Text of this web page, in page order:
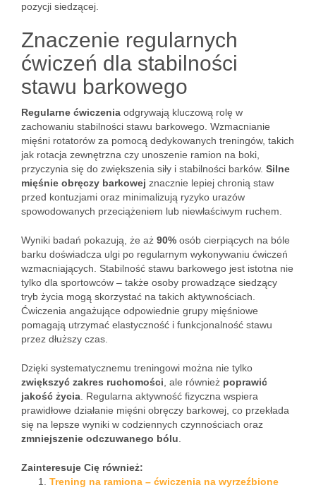
pozycji siedzącej.
Znaczenie regularnych
ćwiczeń dla stabilności
stawu barkowego
Regularne ćwiczenia odgrywają kluczową rolę w
zachowaniu stabilności stawu barkowego. Wzmacnianie
mięśni rotatorów za pomocą dedykowanych treningów, takich
jak rotacja zewnętrzna czy unoszenie ramion na boki,
przyczynia się do zwiększenia siły i stabilności barków. Silne
mięśnie obręczy barkowej znacznie lepiej chronią staw
przed kontuzjami oraz minimalizują ryzyko urazów
spowodowanych przeciążeniem lub niewłaściwym ruchem.
Wyniki badań pokazują, że aż 90% osób cierpiących na bóle
barku doświadcza ulgi po regularnym wykonywaniu ćwiczeń
wzmacniających. Stabilność stawu barkowego jest istotna nie
tylko dla sportowców – także osoby prowadzące siedzący
tryb życia mogą skorzystać na takich aktywnościach.
Ćwiczenia angażujące odpowiednie grupy mięśniowe
pomagają utrzymać elastyczność i funkcjonalność stawu
przez dłuższy czas.
Dzięki systematycznemu treningowi można nie tylko
zwiększyć zakres ruchomości , ale również poprawić
jakość życia . Regularna aktywność fizyczna wspiera
prawidłowe działanie mięśni obręczy barkowej, co przekłada
się na lepsze wyniki w codziennych czynnościach oraz
zmniejszenie odczuwanego bólu
Zainteresuje Cię również:
Trening na ramiona – ćwiczenia na wyrzeźbione